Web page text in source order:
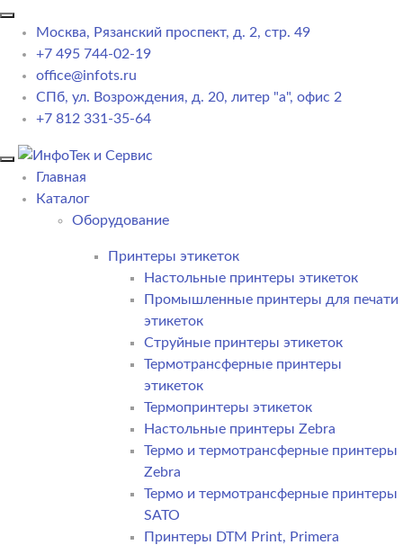
Москва, Рязанский проспект, д. 2, стр. 49
+7 495 744-02-19
office@infots.ru
СПб, ул. Возрождения, д. 20, литер "a", офис 2
+7 812 331-35-64
Главная
Каталог
Оборудование
Принтеры этикеток
Настольные принтеры этикеток
Промышленные принтеры для печати
этикеток
Струйные принтеры этикеток
Термотрансферные принтеры
этикеток
Термопринтеры этикеток
Настольные принтеры Zebra
Термо и термотрансферные принтеры
Zebra
Термо и термотрансферные принтеры
SATO
Принтеры DTM Print, Primera